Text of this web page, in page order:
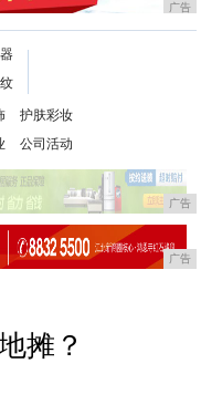
广告
护肤彩妆
公司活动
广告
广告
摊？